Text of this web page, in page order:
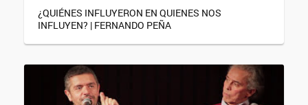
¿QUIÉNES INFLUYERON EN QUIENES NOS
INFLUYEN? | FERNANDO PEÑA